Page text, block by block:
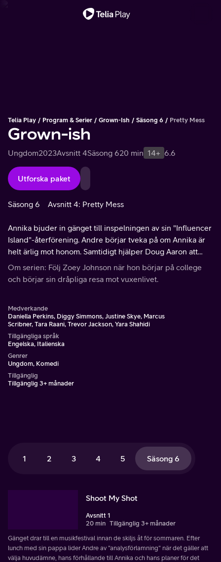
Telia Play Program & Serier Grown-Ish Säsong 6 Pretty Mess
Grown-ish
Ungdom2023Avsnitt 4Säsong 620 min 14+ 6.6
Utforska paket
Säsong 6 Avsnitt 4: Pretty Mess
Annika bjuder in gänget till inspelningen av sin "Influencer
Island"-återförening. Andre börjar tveka på om Annika är
helt ärlig mot honom. Samtidigt hjälper Doug Aaron att
utöka sin dejtingprofil.
Om serien: Följ Zoey Johnson när hon börjar på college
och börjar sin dråpliga resa mot vuxenlivet.
Medverkande
Daniella Perkins, Diggy Simmons, Justine Skye, Marcus
Scribner, Tara Raani, Trevor Jackson, Yara Shahidi
Tillgängliga språk
Engelska, Italienska
Genrer
Ungdom, Komedi
Tillgänglig
Tillgänglig 3+ månader
1 2 3 4 5 Säsong 6
Shoot My Shot
Avsnitt 1
20 min Tillgänglig 3+ månader
Gänget drar till en musikfestival innan de skiljs åt för sommaren. Efter
lunch med sin pappa lider Andre av "analysförlamning" när det gäller att
välja huvudämne, hans förhållande till Annika och hans planer för det